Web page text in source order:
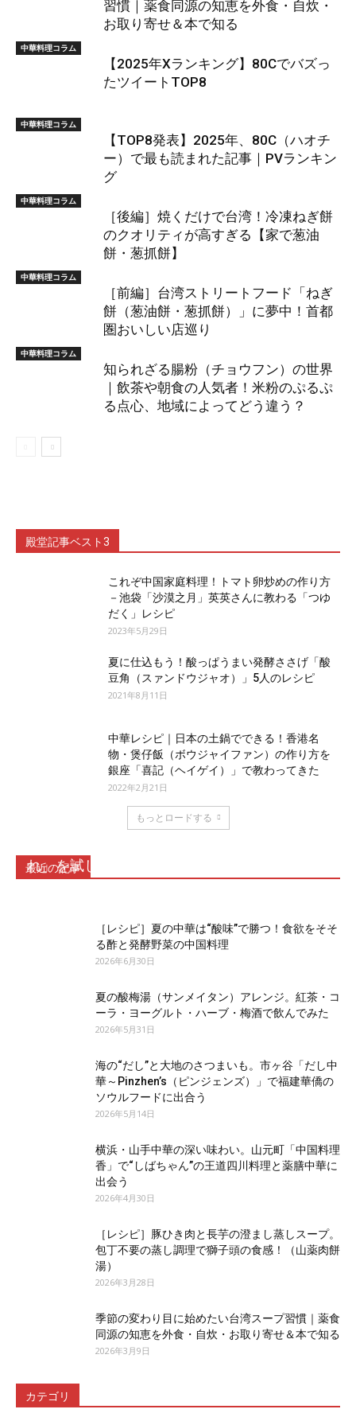
習慣｜薬食同源の知恵を外食・自炊・
お取り寄せ＆本で知る
中華料理コラム
【2025年Xランキング】80Cでバズっ
たツイートTOP8
中華料理コラム
【TOP8発表】2025年、80C（ハオチ
ー）で最も読まれた記事｜PVランキン
グ
中華料理コラム
［後編］焼くだけで台湾！冷凍ねぎ餅
のクオリティが高すぎる【家で葱油
餅・葱抓餅】
中華料理コラム
［前編］台湾ストリートフード「ねぎ
餅（葱油餅・葱抓餅）」に夢中！首都
圏おいしい店巡り
中華料理コラム
知られざる腸粉（チョウフン）の世界
｜飲茶や朝食の人気者！米粉のぷるぷ
る点心、地域によってどう違う？
殿堂記事ベスト3
これぞ中国家庭料理！トマト卵炒めの作り方
－池袋「沙漠之月」英英さんに教わる「つゆ
だく」レシピ
2023年5月29日
夏に仕込もう！酸っぱうまい発酵ささげ「酸
豆角（スァンドウジャオ）」5人のレシピ
2021年8月11日
中華レシピ｜日本の土鍋でできる！香港名
物・煲仔飯（ボウジャイファン）の作り方を
銀座「喜記（ヘイゲイ）」で教わってきた
2022年2月21日
もっとロードする
最近の記事
れ」を試してみた
［レシピ］夏の中華は“酸味”で勝つ！食欲をそそ
る酢と発酵野菜の中国料理
2026年6月30日
夏の酸梅湯（サンメイタン）アレンジ。紅茶・コ
ーラ・ヨーグルト・ハーブ・梅酒で飲んでみた
2026年5月31日
海の“だし”と大地のさつまいも。市ヶ谷「だし中
華～Pinzhen’s（ピンジェンズ）」で福建華僑の
ソウルフードに出合う
2026年5月14日
横浜・山手中華の深い味わい。山元町「中国料理
香」で“しばちゃん”の王道四川料理と薬膳中華に
出会う
2026年4月30日
［レシピ］豚ひき肉と長芋の澄まし蒸しスープ。
包丁不要の蒸し調理で獅子頭の食感！（山薬肉餅
湯）
2026年3月28日
季節の変わり目に始めたい台湾スープ習慣｜薬食
同源の知恵を外食・自炊・お取り寄せ＆本で知る
2026年3月9日
カテゴリ